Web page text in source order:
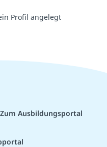
Profil angelegt
Zum Ausbildungsportal